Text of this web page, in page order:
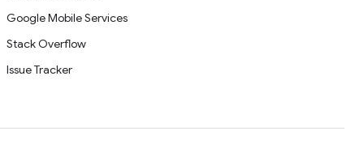
Google Mobile Services
Stack Overflow
Issue Tracker